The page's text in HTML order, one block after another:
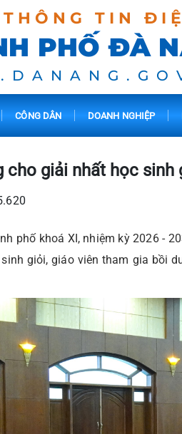
THÔNG TIN
PHỐ ĐÀ
CÔNG DÂN DOANH NGHIỆP
cho giải nhất học
phố khoá XI, nhiệm kỳ 2026 -
giỏi, giáo viên tham gia bồi